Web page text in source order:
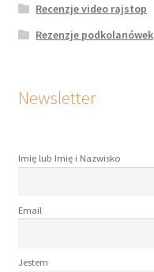
Recenzje video rajstop
Rezenzje podkolanówek
Newsletter
Imię lub Imię i Nazwisko
Email
Jestem